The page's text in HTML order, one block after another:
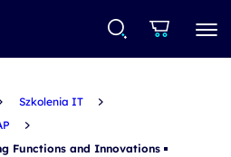
Szkolenia IT
Functions and Innovations